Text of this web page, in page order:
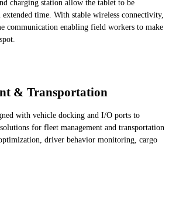
charging station allow the tablet to be
time. With stable wireless connectivity,
communication enabling field workers to make
& Transportation
with vehicle docking and I/O ports to
for fleet management and transportation
driver behavior monitoring, cargo